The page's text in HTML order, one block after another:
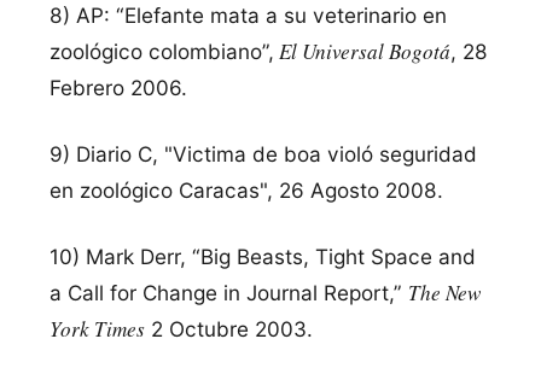
8) AP: “Elefante mata a su veterinario en
zoológico colombiano”, El Universal Bogotá, 28
Febrero 2006.
9) Diario C, "Victima de boa violó seguridad
en zoológico Caracas", 26 Agosto 2008.
10) Mark Derr, “Big Beasts, Tight Space and
a Call for Change in Journal Report,” The New
York Times2 Octubre 2003.